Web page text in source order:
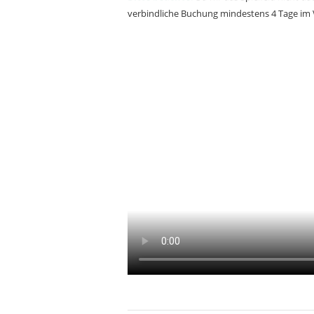
verbindliche Buchung mindestens 4 Tage im